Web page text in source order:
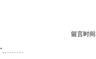
留言时间
”………